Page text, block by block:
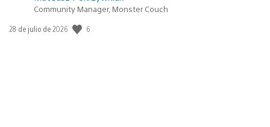
Community Manager, Monster Couch
Fecha
28 de julio de 2026 6